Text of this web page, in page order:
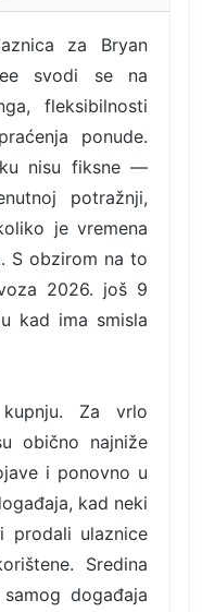
za Bryan
svodi se na
fleksibilnosti
ponude.
nisu fiksne —
potražnji,
je vremena
S obzirom na to
2026. još 9
kad ima smisla
Za vrlo
obično najniže
i ponovno u
kad neki
prodali ulaznice
Sredina
događaja